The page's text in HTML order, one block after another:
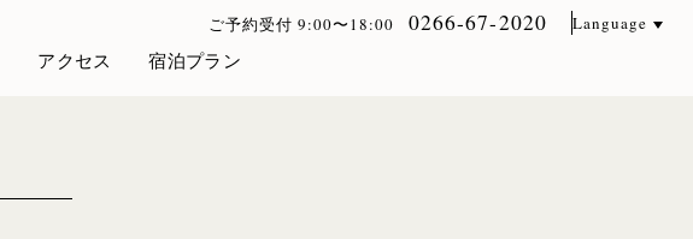
ご予約受付 9:00〜18:00 0266-67-2020 Language
アクセス 宿泊プラン